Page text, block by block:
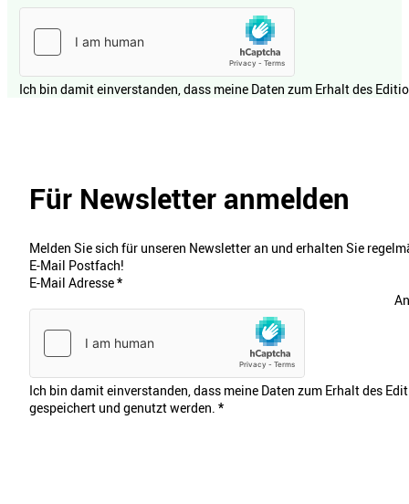
Ich bin damit einverstanden, dass meine Daten zum Erhalt des
Für Newsletter anmelden
Melden Sie sich für unseren Newsletter an und erhalten Sie
E-Mail Postfach!
E-Mail Adresse*
Ich bin damit einverstanden, dass meine Daten zum Erhalt des
gespeichert und genutzt werden. *